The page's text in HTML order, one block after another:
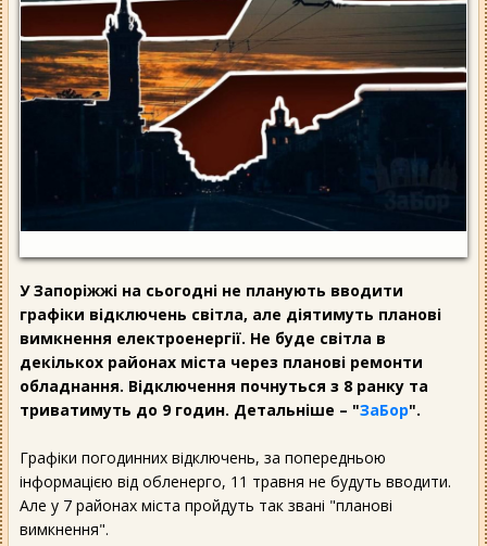
У Запоріжжі на сьогодні не планують вводити
графіки відключень світла, але діятимуть планові
вимкнення електроенергії. Не буде світла в
декількох районах міста через планові ремонти
обладнання. Відключення почнуться з 8 ранку та
триватимуть до 9 годин. Детальніше – "ЗаБор".
Графіки погодинних відключень, за попередньою
інформацією від обленерго, 11 травня не будуть вводити.
Але у 7 районах міста пройдуть так звані "планові
вимкнення".